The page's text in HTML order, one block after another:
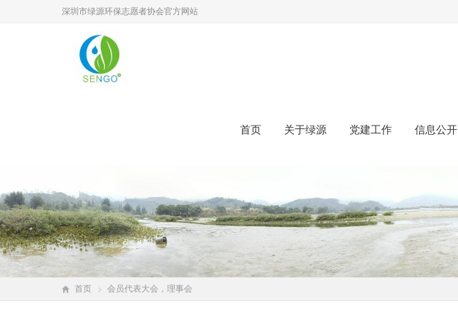
深圳市绿源环保志愿者协会官方网站
首页 关于绿源 党建工作 信息公开
首页 会员代表大会，理事会